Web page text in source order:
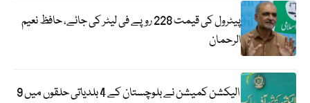
پیٹرول کی قیمت 228 روپے فی لیٹر کی جائے، حافظ نعیم
الرحمان
الیکشن کمیشن نے بلوچستان کے 4 بلدیاتی حلقوں میں 9